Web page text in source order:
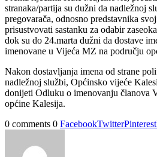
stranaka/partija su dužni da nadležnoj
pregovarača, odnosno predstavnika
prisustvovati sastanku za odabir
dok su do 24.marta dužni da dostave
imenovane u Vijeća MZ na području
Nakon dostavljanja imena od strane
nadležnoj službi, Općinsko vijeće
donijeti Odluku o imenovanju članova
općine Kalesija.
0 comments 0 FacebookTwitterPinterest